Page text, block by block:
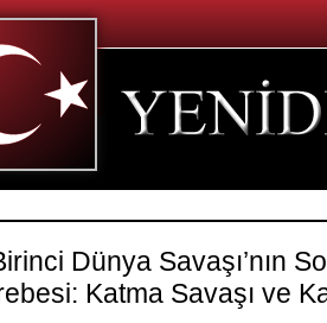
Dünya Savaşı’nın
Katma Savaşı ve